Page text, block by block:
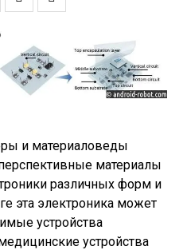
и материаловеды
материалы
различных форм и
эта электроника может
устройства
устройства